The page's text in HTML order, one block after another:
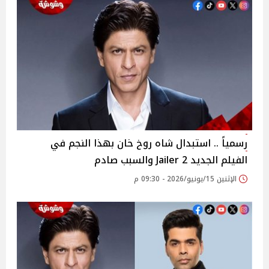
رسمياً .. استبدال شاه روخ خان بهذا النجم في
الفيلم الجديد Jailer 2 والسبب صادم
الإثنين 15/يونيو/2026 - 09:30 م